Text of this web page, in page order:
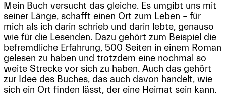
Mein Buch versucht das gleiche. Es umgibt uns mit
seiner Länge, schafft einen Ort zum Leben – für
mich als ich darin schrieb und darin lebte, genauso
wie für die Lesenden. Dazu gehört zum Beispiel die
befremdliche Erfahrung, 500 Seiten in einem Roman
gelesen zu haben und trotzdem eine nochmal so
weite Strecke vor sich zu haben. Auch das gehört
zur Idee des Buches, das auch davon handelt, wie
sich ein Ort finden lässt, der eine Heimat sein kann.